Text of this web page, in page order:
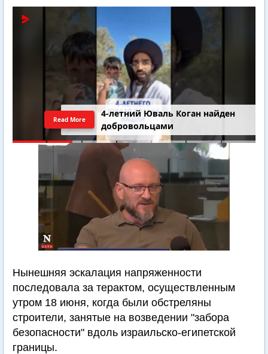
4-летний Юваль Коган найден
добровольцами
Read More
Нынешняя эскалация напряженности
последовала за терактом, осуществленным
утром 18 июня, когда были обстреляны
строители, занятые на возведении "забора
безопасности" вдоль израильско-египетской
границы.